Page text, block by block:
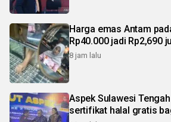
Harga emas Antam
Rp40.000 jadi Rp2,690
8 jam lalu
Aspek Sulawesi
sertifikat halal gratis